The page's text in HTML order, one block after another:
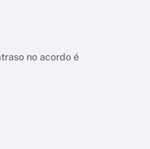
no acordo é